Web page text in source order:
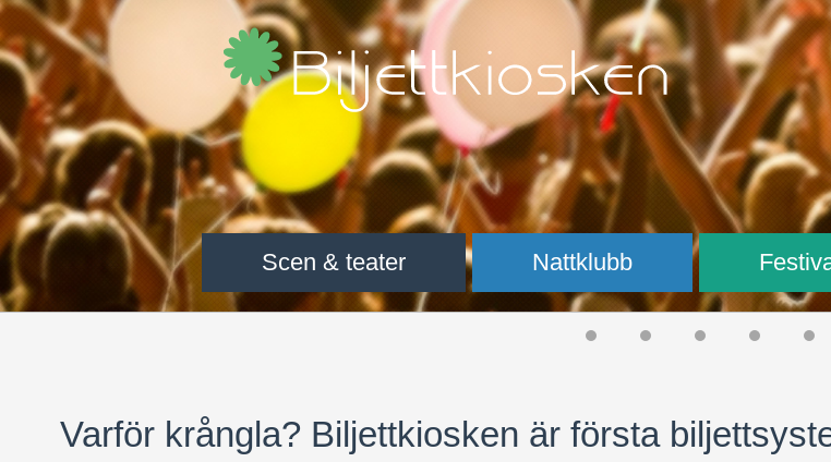
Scen & teater Nattklubb
Varför krångla? Biljettkiosken är första